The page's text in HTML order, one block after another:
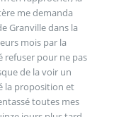
me demanda
Granville dans la
mois par la
refuser pour ne pas
de la voir un
la proposition et
toutes mes